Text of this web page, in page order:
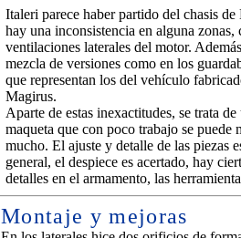
Italeri parece haber partido del chasis
hay una inconsistencia en alguna zonas,
ventilaciones laterales del motor.
mezcla de versiones como en los
que representan los del vehículo
Magirus.
Aparte de estas inexactitudes, se trata de
maqueta que con poco trabajo se puede
mucho. El ajuste y detalle de las piezas
general, el despiece es acertado, hay
detalles en el armamento, las
Montaje y mejoras